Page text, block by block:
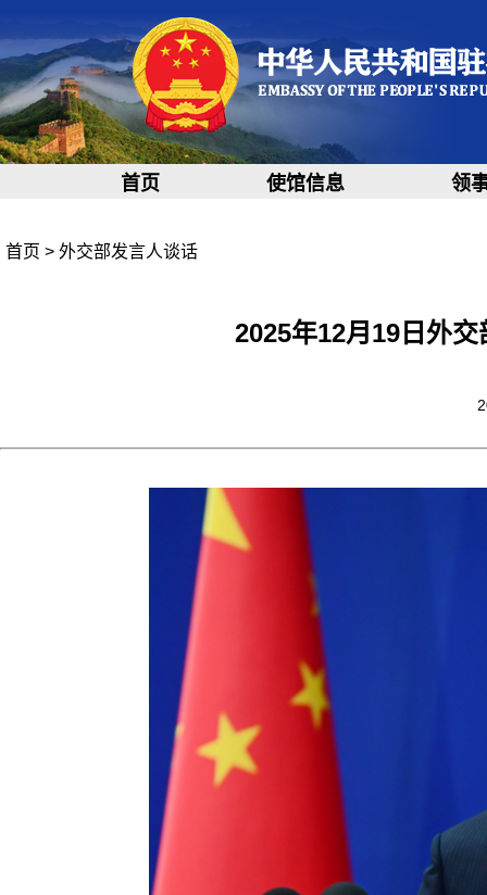
首页 使馆信息 领
首页 > 外交部发言人谈话
2025年12月19日外